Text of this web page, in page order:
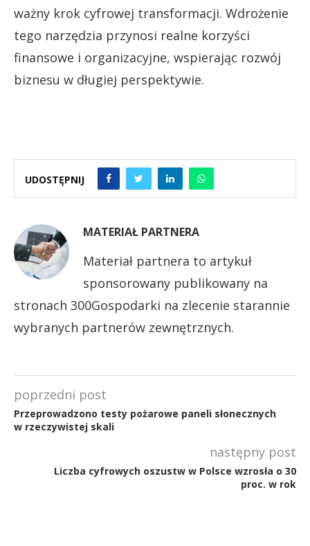
ważny krok cyfrowej transformacji. Wdrożenie
tego narzędzia przynosi realne korzyści
finansowe i organizacyjne, wspierając rozwój
biznesu w długiej perspektywie.
UDOSTĘPNIJ
MATERIAŁ PARTNERA
Materiał partnera to artykuł
sponsorowany publikowany na
stronach 300Gospodarki na zlecenie starannie
wybranych partnerów zewnętrznych.
poprzedni post
Przeprowadzono testy pożarowe paneli słonecznych
w rzeczywistej skali
następny post
Liczba cyfrowych oszustw w Polsce wzrosła o 30
proc. w rok